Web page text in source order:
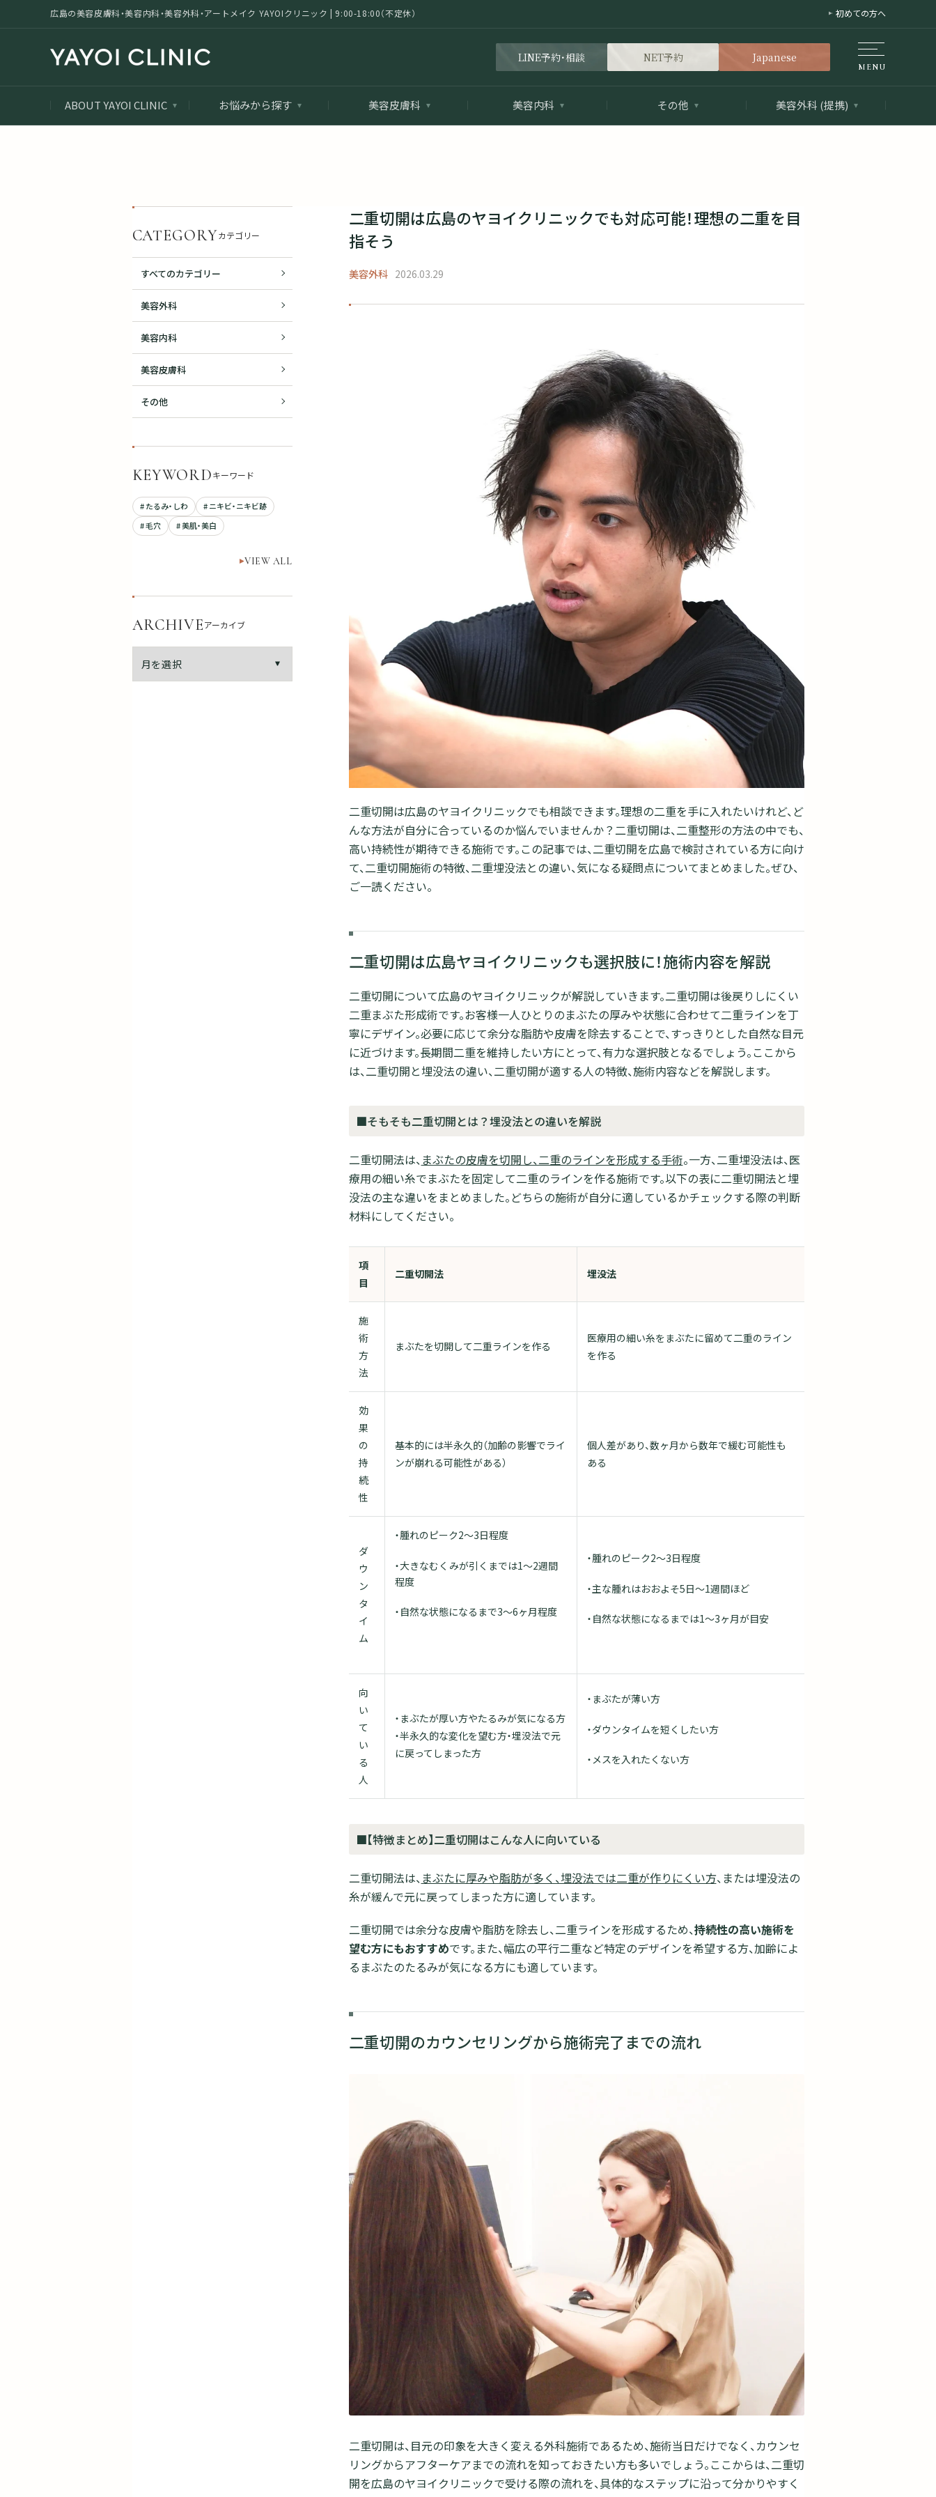
広島の美容皮膚科・美容内科・美容外科・アートメイク YAYOIクリニック | 9:00-18:00（不定休） 初めての方へ
LINE予約・相談 NET予約 Japanese
ABOUT YAYOI CLINIC お悩みから探す 美容皮膚科 美容内科 その他 美容外科 (提携)
二重切開は広島のヤヨイクリニックでも対応可能！理想の二重を目
指そう
美容外科 2026.03.29
二重切開は広島のヤヨイクリニックでも相談できます。理想の二重を手に入れたいけれど、ど
んな方法が自分に合っているのか悩んでいませんか？二重切開は、二重整形の方法の中でも、
高い持続性が期待できる施術です。この記事では、二重切開を広島で検討されている方に向け
て、二重切開施術の特徴、二重埋没法との違い、気になる疑問点についてまとめました。ぜひ、
ご一読ください。
二重切開は広島ヤヨイクリニックも選択肢に！施術内容を解説
二重切開について広島のヤヨイクリニックが解説していきます。二重切開は後戻りしにくい
二重まぶた形成術です。お客様一人ひとりのまぶたの厚みや状態に合わせて二重ラインを丁
寧にデザイン。必要に応じて余分な脂肪や皮膚を除去することで、すっきりとした自然な目元
に近づけます。長期間二重を維持したい方にとって、有力な選択肢となるでしょう。ここから
は、二重切開と埋没法の違い、二重切開が適する人の特徴、施術内容などを解説します。
■そもそも二重切開とは？埋没法との違いを解説
二重切開法は、 まぶたの皮膚を切開し、二重のラインを形成する手術。一方、二重埋没法は、医
療用の細い糸でまぶたを固定して二重のラインを作る施術です。以下の表に二重切開法と埋
没法の主な違いをまとめました。どちらの施術が自分に適しているかチェックする際の判断
材料にしてください。
項
目
二重切開法 埋没法
施
術
方
法
まぶたを切開して二重ラインを作る
医療用の細い糸をまぶたに留めて二重のライン
を作る
効
果
の
持
続
性
基本的には半永久的（加齢の影響でライ
ンが崩れる可能性がある）
個人差があり、数ヶ月から数年で緩む可能性も
ある
ダ
ウ
ン
タ
イ
ム
・腫れのピーク2～3日程度
・大きなむくみが引くまでは1～2週間
程度
・自然な状態になるまで3～6ヶ月程度
・腫れのピーク2～3日程度
・主な腫れはおおよそ5日～1週間ほど
・自然な状態になるまでは1～3ヶ月が目安
向
い
て
い
る
人
・まぶたが厚い方やたるみが気になる方
・半永久的な変化を望む方・埋没法で元
に戻ってしまった方
・まぶたが薄い方
・ダウンタイムを短くしたい方
・メスを入れたくない方
■【特徴まとめ】二重切開はこんな人に向いている
二重切開法は、 まぶたに厚みや脂肪が多く、埋没法では二重が作りにくい方、または埋没法の
糸が緩んで元に戻ってしまった方に適しています。
二重切開では余分な皮膚や脂肪を除去し、二重ラインを形成するため、持続性の高い施術を
望む方にもおすすめです。また、幅広の平行二重など特定のデザインを希望する方、加齢によ
るまぶたのたるみが気になる方にも適しています。
二重切開のカウンセリングから施術完了までの流れ
二重切開は、目元の印象を大きく変える外科施術であるため、施術当日だけでなく、カウンセ
リングからアフターケアまでの流れを知っておきたい方も多いでしょう。ここからは、二重切
開を広島のヤヨイクリニックで受ける際の流れを、具体的なステップに沿って分かりやすく
CATEGORYカテゴリー
すべてのカテゴリー
美容外科
美容内科
美容皮膚科
その他
KEYWORDキーワード
# たるみ・しわ
# ニキビ・ニキビ跡
# 毛穴
# 美肌・美白
VIEW ALL
ARCHIVEアーカイブ